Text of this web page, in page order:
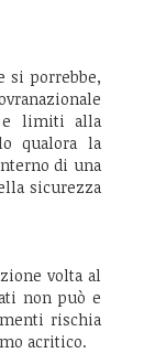
si porrebbe,
e limiti alla
qualora la
di una
sicurezza
volta al
non può e
rischia
acritico.